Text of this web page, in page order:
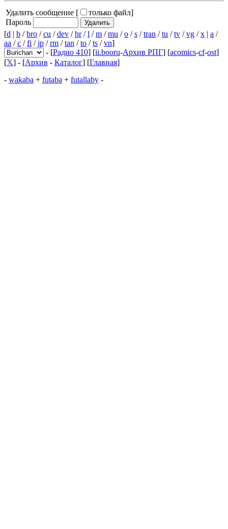
Удалить сообщение [ только файл]
Пароль
[d | b /bro /cu /dev /hr/l /m /mu /o /s /tran /tu /tv /vg /x | a /
aa /c /fi /jp /rm /tan /to /ts /vn]
- [Радио 410] [ii.booru-Архив РПГ] [acomics-cf-ost]
[𝕏] - [Архив - Каталог] [Главная]
- wakaba + futaba + futallaby -